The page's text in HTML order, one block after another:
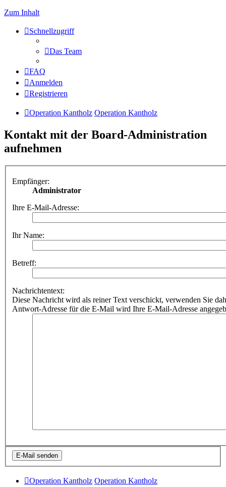
Zum Inhalt
Schnellzugriff
Das Team
FAQ
Anmelden
Registrieren
Operation Kantholz Operation Kantholz
Kontakt mit der Board-Administration
aufnehmen
Empfänger:
Administrator
Ihre E-Mail-Adresse:
Ihr Name:
Betreff:
Nachrichtentext:
Diese Nachricht wird als reiner Text verschickt, verwenden Sie
Antwort-Adresse für die E-Mail wird Ihre E-Mail-Adresse
Operation Kantholz Operation Kantholz